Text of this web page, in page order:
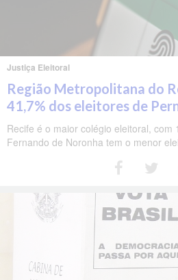
Justiça Eleitoral
Região Metropolitana do
41,7% dos eleitores de
Recife é o maior colégio eleitoral, com
Fernando de Noronha tem o menor